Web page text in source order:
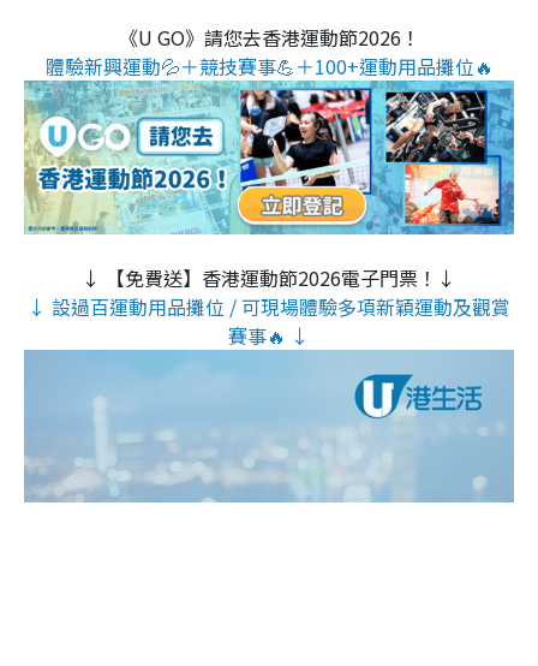
《U GO》請您去香港運動節2026！
體驗新興運動💦＋競技賽事💪＋100+運動用品攤位🔥
↓ 【免費送】香港運動節2026電子門票！↓
↓ 設過百運動用品攤位 / 可現場體驗多項新穎運動及觀賞
賽事🔥 ↓